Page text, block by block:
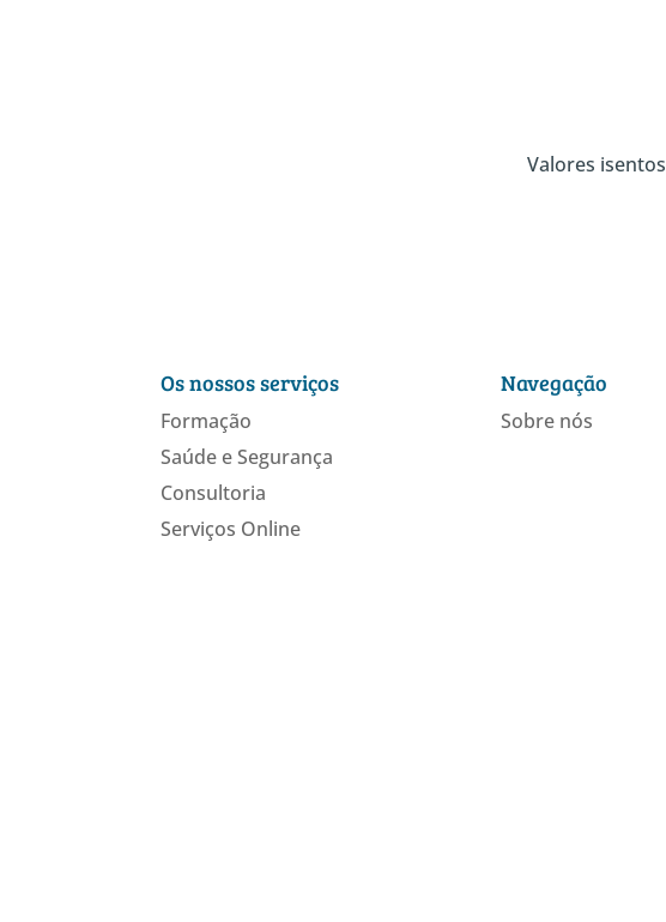
Valores isentos
Os nossos serviços
Formação
Saúde e Segurança
Consultoria
Serviços Online
Navegação
Sobre nós